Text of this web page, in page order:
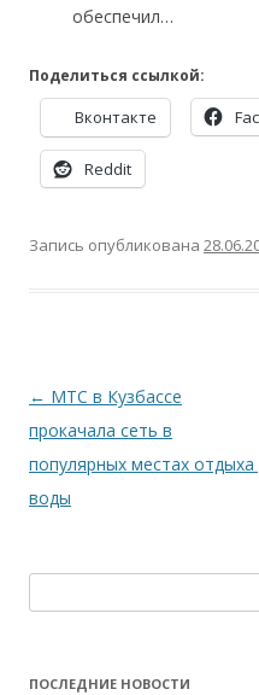
обеспечил…
Поделиться ссылкой:
Вконтакте
Reddit
Запись опубликована
Навигация
по
записям
← МТС в Кузбассе
прокачала сеть в
популярных местах отдыха
воды
ПОСЛЕДНИЕ НОВОСТИ